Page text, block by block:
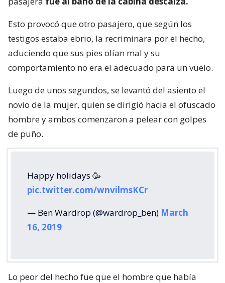
Esto provocó que otro pasajero, que según los
testigos estaba ebrio, la recriminara por el hecho,
aduciendo que sus pies olían mal y su
comportamiento no era el adecuado para un vuelo.
Luego de unos segundos, se levantó del asiento el
novio de la mujer, quien se dirigió hacia el ofuscado
hombre y ambos comenzaron a pelear con golpes
de puño.
Happy holidays 🥳
pic.twitter.com/wnvilmsKCr
— Ben Wardrop (@wardrop_ben) March
16, 2019
Lo peor del hecho fue que el hombre que había